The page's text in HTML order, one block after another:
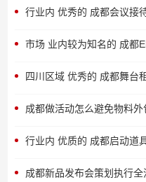
行业内 优秀的 成都会议接
市场 业内较为知名的 成都
四川区域 优秀的 成都舞台租
成都做活动怎么避免物料外
行业内 优质的 成都启动道
成都新品发布会策划执行全流